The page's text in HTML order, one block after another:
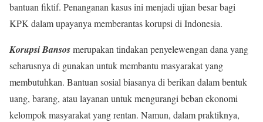
bantuan fiktif. Penanganan kasus ini menjadi ujian besar bagi
KPK dalam upayanya memberantas korupsi di Indonesia.
Korupsi Bansosmerupakan tindakan penyelewengan dana yang
seharusnya di gunakan untuk membantu masyarakat yang
membutuhkan. Bantuan sosial biasanya di berikan dalam bentuk
uang, barang, atau layanan untuk mengurangi beban ekonomi
kelompok masyarakat yang rentan. Namun, dalam praktiknya,